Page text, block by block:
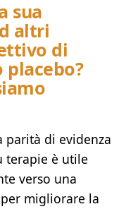
sua
altri
di
placebo?
parità di evidenza
terapie è utile
verso una
migliorare la